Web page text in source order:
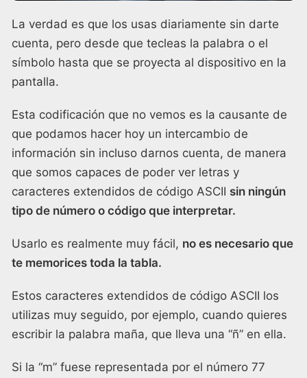
La verdad es que los usas diariamente sin darte
cuenta, pero desde que tecleas la palabra o el
símbolo hasta que se proyecta al dispositivo en la
pantalla.
Esta codificación que no vemos es la causante de
que podamos hacer hoy un intercambio de
información sin incluso darnos cuenta, de manera
que somos capaces de poder ver letras y
caracteres extendidos de código ASCII sin ningún
tipo de número o código que interpretar.
Usarlo es realmente muy fácil, no es necesario que
te memorices toda la tabla.
Estos caracteres extendidos de código ASCII los
utilizas muy seguido, por ejemplo, cuando quieres
escribir la palabra maña, que lleva una “ñ” en ella.
Si la “m” fuese representada por el número 77